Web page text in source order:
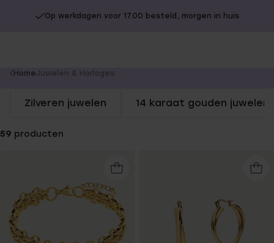
Op werkdagen voor 17.00 besteld, morgen in huis
You
here:
HomeJuwelen & Horloges
Zilveren juwelen 14 karaat gouden juwelen
59 producten